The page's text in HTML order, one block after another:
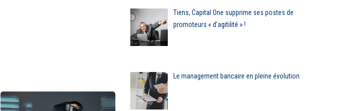
Tiens, Capital One supprime ses postes de
promoteurs « d’agitilité » !
Le management bancaire en pleine évolution